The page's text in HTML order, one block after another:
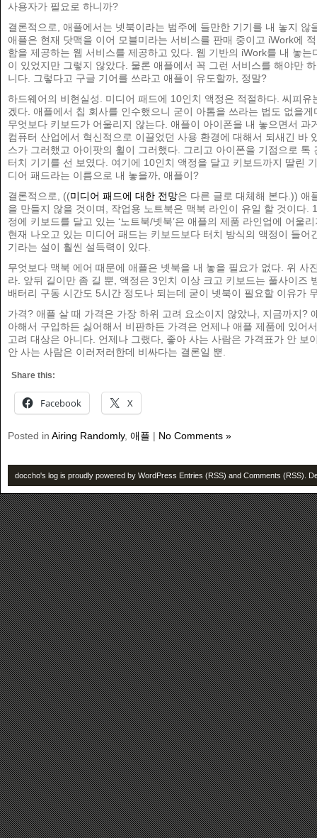
사용자가 필요로 하니까?
결론적으로, 애플에서는 넷북이라는 범주에 들만한 기기를 내 놓지 않
애플은 현재 닷맥을 이어 모블미라는 서비스를 판매 중이고 iWork에
함을 제공하는 웹 서비스를 제공하고 있다. 웹 기반의 iWork를 내 놓는
이 있었지만 그렇지 않았다. 물론 애플에서 꼭 그런 서비스를 해야만
니다. 그렇다고 구글 기어를 쓰라고 애플이 유도할까, 정말?
하드웨어의 비현실성. 미디어 패드에 10인치 액정은 적절하다. 씨피유
겠다. 애플에서 칩 회사를 인수했으니 굳이 아톰을 쓰라는 법도 없을게
무엇보다 키보드가 어울리지 않는다. 애플이 아이폰을 내 놓으면서 과
컴퓨터 산업에서 혁신적으로 이끌었던 사용 환경에 대해서 되새긴 바
스가 그러했고 아이팟의 휠이 그러했다. 그리고 아이폰을 기점으로 톡
터치 기기를 선 보였다. 여기에 10인치 액정을 달고 키보드까지 딸린
디어 패드라는 이름으로 내 놓을까, 애플이?
결론적으로, ((미디어 패드에 대한 전망은 다른 글로 대체해 본다.)) 애
을 만들지 않을 것이며, 작업용 노트북은 맥북 라인이 유일 할 것이다.
정에 키보드를 달고 있는 ‘노트북/넷북’은 애플의 제품 라인업에 어울
현재 나오고 있는 미디어 패드는 키보드보다 터치 방식의 액정이 들어
기라는 설이 훨씬 설득력이 있다.
무엇보다 맥북 에어 때문에 애플은 넷북을 내 놓을 필요가 없다. 위 사
라. 앞뒤 길이만 좀 길 뿐, 액정은 3인치 이상 크고 키보드는 풀사이즈
배터리 구동 시간도 5시간 정도나 되는데 굳이 넷북이 필요할 이유가
가격? 애플 살 때 가격은 가장 하위 고려 요소이지 않았나, 지금까지?
아해서 구입하든 싫어해서 비판하든 가격은 언제나 애플 제품에 있어
고려 대상은 아니다. 언제나 그랬다, 좋아 사는 사람은 가격표가 안 보
안 사는 사람은 이러저러한데 비싸다는 결론일 뿐.
Share this:
Facebook X
Posted in Airing Randomly, 애플 No Comments »
doccho's log is proudly powered by WordPress Entries (RSS) and Comments (RSS) .